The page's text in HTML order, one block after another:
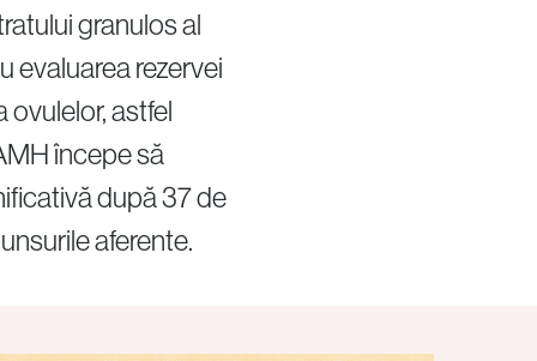
Politica de confidențialitate
granulos al
evaluarea rezervei
astfel
începe să
după 37 de
aferente.